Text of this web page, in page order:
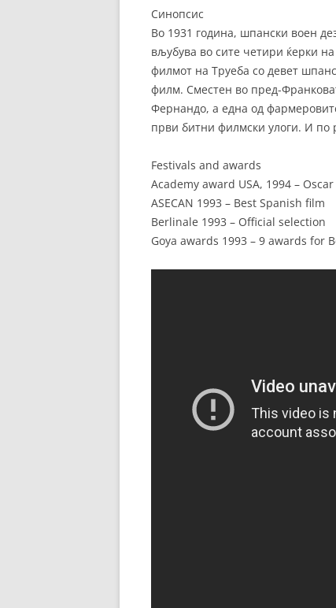
Синопсис
Во 1931 година, шпански воен
вљубува во сите четири ќерки
филмот на Труеба со девет
филм. Сместен во пред-
Фернандо, а една од
први битни филмски улоги. И по
Festivals and awards
Academy award USA, 1994 –
ASECAN 1993 – Best Spanish film
Berlinale 1993 – Official selection
Goya awards 1993 – 9 awards for